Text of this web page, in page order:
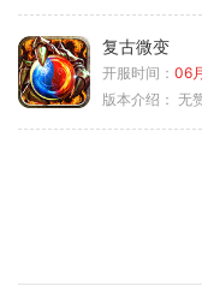
复古微变
开服时间： 06
版本介绍： 无